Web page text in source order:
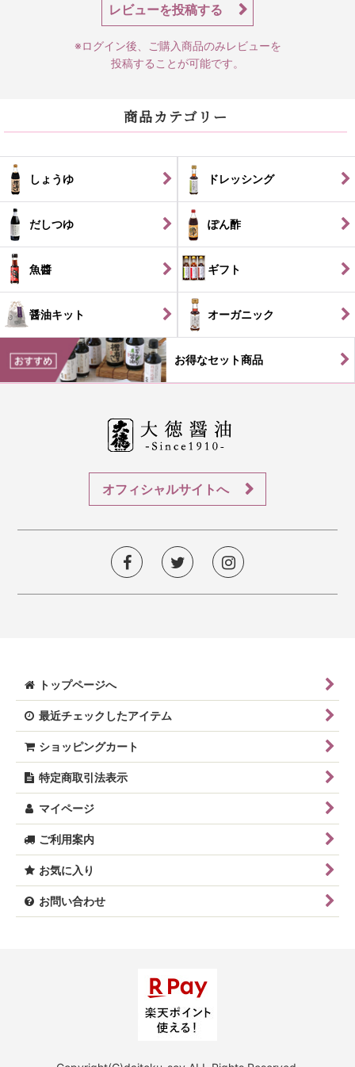
レビューを投稿する
※ログイン後、ご購入商品のみレビューを
投稿することが可能です。
商品カテゴリー
しょうゆ ドレッシング
だしつゆ ぽん酢
魚醬 ギフト
醤油キット オーガニック
お得なセット商品
オフィシャルサイトへ
トップページへ
最近チェックしたアイテム
ショッピングカート
特定商取引法表示
マイページ
ご利用案内
お気に入り
お問い合わせ